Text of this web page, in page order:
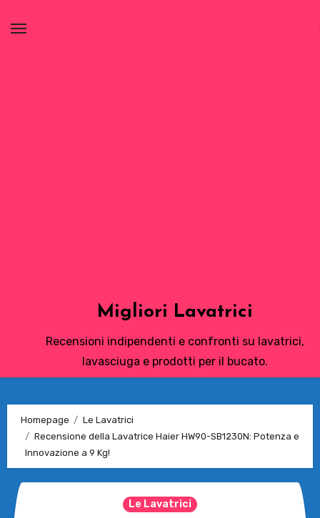
Migliori Lavatrici
Recensioni indipendenti e confronti su lavatrici,
lavasciuga e prodotti per il bucato.
Homepage
Le Lavatrici
Recensione della Lavatrice Haier HW90-SB1230N: Potenza e
Innovazione a 9 Kg!
Le Lavatrici